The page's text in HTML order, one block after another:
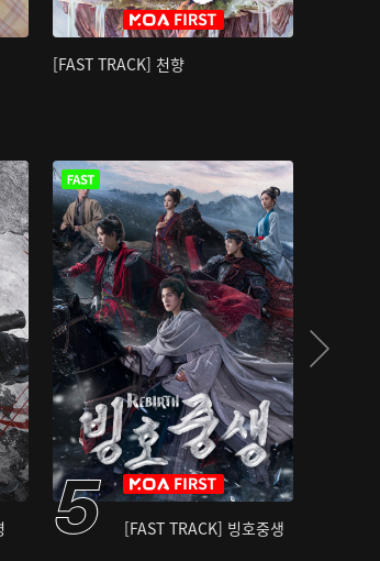
[FAST TRACK] 천향
[FAST TRACK] 빙호중생